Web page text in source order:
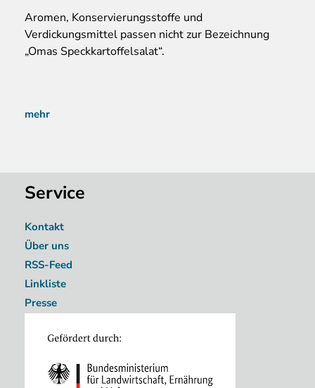
Aromen, Konservierungsstoffe und
Verdickungsmittel passen nicht zur Bezeichnung
„Omas Speckkartoffelsalat“.
mehr
Service
Kontakt
Über uns
RSS-Feed
Linkliste
Presse